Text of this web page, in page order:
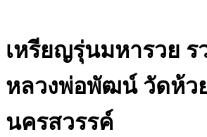
เหรียญรุ่นมหารวย ร
หลวงพ่อพัฒน์ วัดห้ว
นครสวรรค์